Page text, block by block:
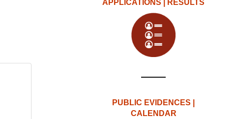
APPLICATIONS | RESULTS
PUBLIC EVIDENCES |
CALENDAR